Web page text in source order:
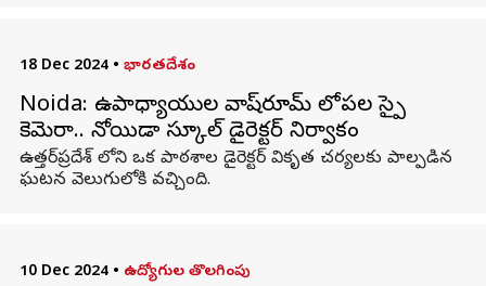
18 Dec 2024 • భారతదేశం
Noida: ఉపాధ్యాయుల వాష్‌రూమ్ లోపల స్పై
కెమెరా.. నోయిడా స్కూల్ డైరెక్టర్ నిర్వాకం
ఉత్తర్‌ప్రదేశ్ లోని ఒక పాఠశాల డైరెక్టర్ వికృత చర్యలకు పాల్పడిన
ఘటన వెలుగులోకి వచ్చింది.
10 Dec 2024 • ఉద్యోగుల తొలగింపు